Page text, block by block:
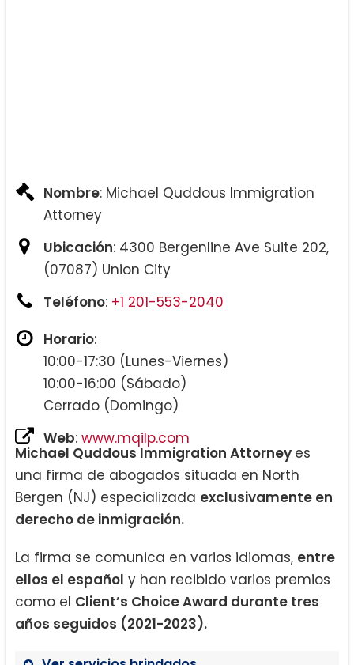
Nombre: Michael Quddous Immigration
Attorney
Ubicación: 4300 Bergenline Ave Suite 202,
(07087) Union City
Teléfono: +1 201-553-2040
Horario:
10:00-17:30 (Lunes-Viernes)
10:00-16:00 (Sábado)
Cerrado (Domingo)
Web: www.mqilp.com
Michael Quddous Immigration Attorney es
una firma de abogados situada en North
Bergen (NJ) especializada exclusivamente en
derecho de inmigración.
La firma se comunica en varios idiomas, entre
ellos el español y han recibido varios premios
como el Client’s Choice Award durante tres
años seguidos (2021-2023).